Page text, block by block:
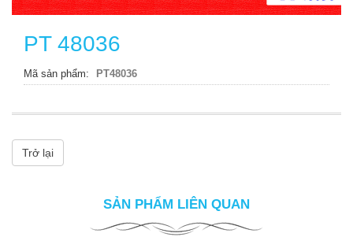
PT 48036
Mã sản phẩm PT48036
Trở lại
SẢN PHẨM LIÊN QUAN